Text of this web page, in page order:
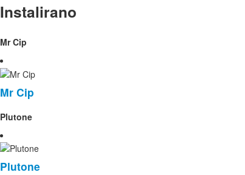
Instalirano
Mr Cip
Mr Cip
Plutone
Plutone